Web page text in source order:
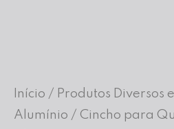
Início / Produtos Diversos
Alumínio / Cincho para